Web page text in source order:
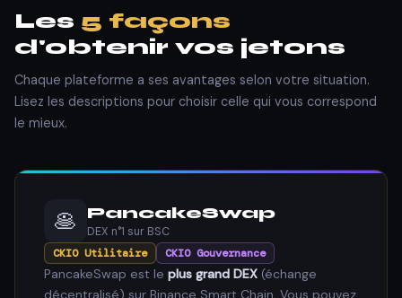
Les 5 façons
d'obtenir vos jetons
Chaque plateforme a ses avantages selon votre situation.
Lisez les descriptions pour choisir celle qui vous correspond
le mieux.
🥞 PancakeSwap
DEX n°1 sur BSC
CKIO Utilitaire
CKIO Gouvernance
PancakeSwap est le plus grand DEX (échange
décentralisé) sur Binance Smart Chain. Vous pouvez